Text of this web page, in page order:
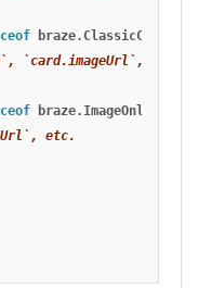
braze. ClassicCard
`card.imageUrl`, etc.
braze. ImageOnly
etc.